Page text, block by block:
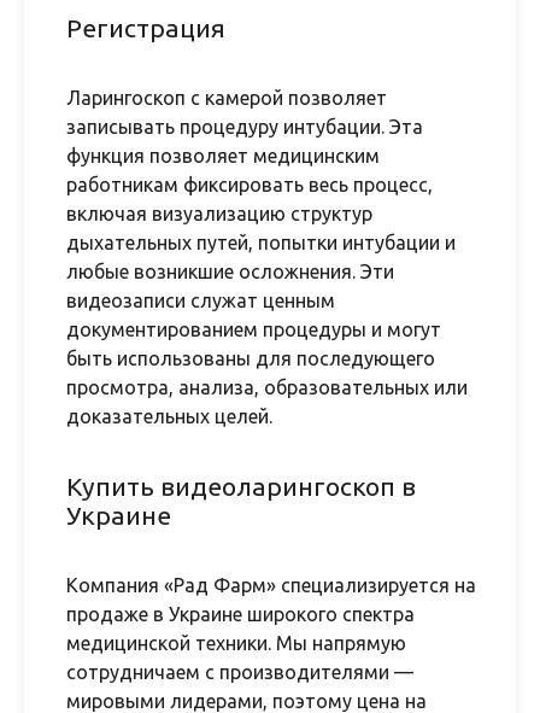
Регистрация
Ларингоскоп с камерой позволяет
записывать процедуру интубации. Эта
функция позволяет медицинским
работникам фиксировать весь процесс,
включая визуализацию структур
дыхательных путей, попытки интубации и
любые возникшие осложнения. Эти
видеозаписи служат ценным
документированием процедуры и могут
быть использованы для последующего
просмотра, анализа, образовательных или
доказательных целей.
Купить видеоларингоскоп в
Украине
Компания «Рад Фарм» специализируется на
продаже в Украине широкого спектра
медицинской техники. Мы напрямую
сотрудничаем с производителями —
мировыми лидерами, поэтому цена на